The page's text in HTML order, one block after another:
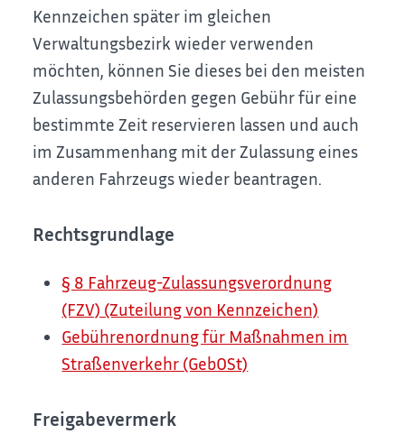
Kennzeichen später im gleichen
Verwaltungsbezirk wieder verwenden
möchten, können Sie dieses bei den meisten
Zulassungsbehörden gegen Gebühr für eine
bestimmte Zeit reservieren lassen und auch
im Zusammenhang mit der Zulassung eines
anderen Fahrzeugs wieder beantragen.
Rechtsgrundlage
§ 8 Fahrzeug-Zulassungsverordnung
(FZV) (Zuteilung von Kennzeichen)
Gebührenordnung für Maßnahmen im
Straßenverkehr (GebOSt)
Freigabevermerk